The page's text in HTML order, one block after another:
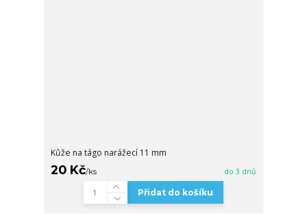
Kůže na tágo narážecí 11 mm
20 Kč/ks do 3 dnů
Přidat do košíku